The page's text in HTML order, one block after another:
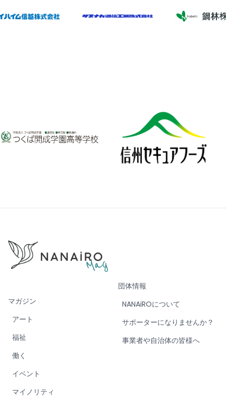
マガジン
アート
福祉
働く
イベント
マイノリティ
団体情報
NANAiROについて
サポーターになりませんか？
事業者や自治体の皆様へ